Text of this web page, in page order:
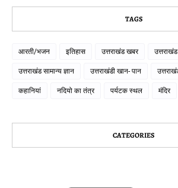
TAGS
आरती/भजन इतिहास उत्तराखंड खबर
उत्तराखंड सामान्य ज्ञान उत्तराखंडी खान- पान
कहानियां नदियो का तंत्र पर्यटक स्थल मंदिर
CATEGORIES